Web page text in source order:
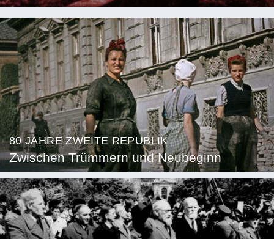
80 JAHRE ZWEITE REPUBLIK
Zwischen Trümmern und Neubeginn